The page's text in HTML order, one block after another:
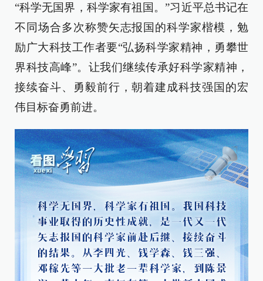
“科学无国界，科学家有祖国。”习近平总书记在
不同场合多次称赞矢志报国的科学家楷模，勉
励广大科技工作者要“弘扬科学家精神，勇攀世
界科技高峰”。让我们继续传承好科学家精神，
接续奋斗、勇毅前行，朝着建成科技强国的宏
伟目标奋勇前进。